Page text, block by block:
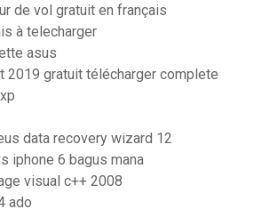
de vol gratuit en français
à telecharger
asus
2019 gratuit télécharger complete
data recovery wizard 12
iphone 6 bagus mana
visual c++ 2008
ado